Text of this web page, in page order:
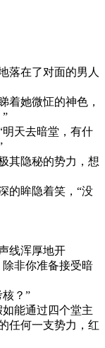
落在了对面的男人
着她微怔的神色，
天去暗堂，有什
其隐秘的势力，想
的眸隐着笑，“没
线浑厚地开
非你准备接受暗
？”
能通过四个堂主
任何一支势力，红